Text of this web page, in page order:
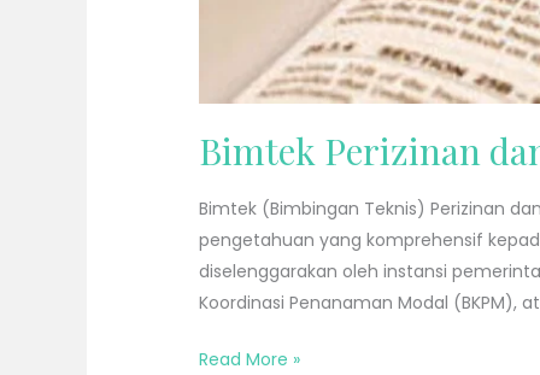
Bimtek Perizinan
Bimtek (Bimbingan Teknis) Perizinan
pengetahuan yang komprehensif
diselenggarakan oleh instansi
Koordinasi Penanaman Modal (BKPM),
Read More »